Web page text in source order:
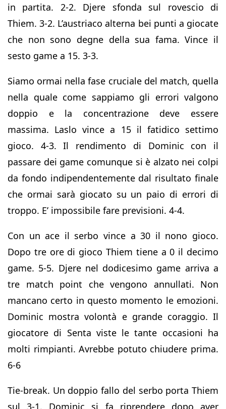
in partita. 2-2. Djere sfonda sul rovescio di
Thiem. 3-2. L’austriaco alterna bei punti a giocate
che non sono degne della sua fama. Vince il
sesto game a 15. 3-3.
Siamo ormai nella fase cruciale del match, quella
nella quale come sappiamo gli errori valgono
doppio e la concentrazione deve essere
massima. Laslo vince a 15 il fatidico settimo
gioco. 4-3. Il rendimento di Dominic con il
passare dei game comunque si è alzato nei colpi
da fondo indipendentemente dal risultato finale
che ormai sarà giocato su un paio di errori di
troppo. E’ impossibile fare previsioni. 4-4.
Con un ace il serbo vince a 30 il nono gioco.
Dopo tre ore di gioco Thiem tiene a 0 il decimo
game. 5-5. Djere nel dodicesimo game arriva a
tre match point che vengono annullati. Non
mancano certo in questo momento le emozioni.
Dominic mostra volontà e grande coraggio. Il
giocatore di Senta viste le tante occasioni ha
molti rimpianti. Avrebbe potuto chiudere prima.
6-6
Tie-break. Un doppio fallo del serbo porta Thiem
sul 3-1. Dominic si fa riprendere dopo aver